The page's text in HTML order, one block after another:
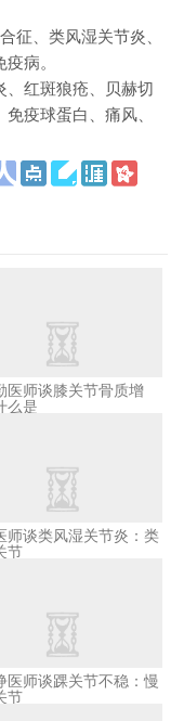
征、类风湿关节炎、
病。
、红斑狼疮、贝赫切
疫球蛋白、痛风、
医师谈膝关节骨质增
么是
师谈类风湿关节炎：类
节
医师谈踝关节不稳：慢
节